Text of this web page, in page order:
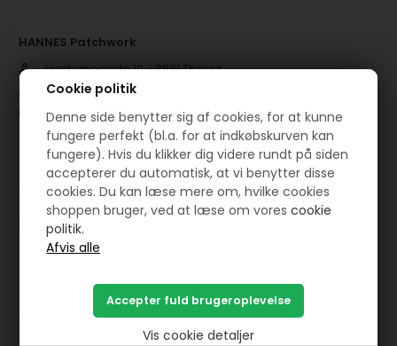
Cookie politik
Denne side benytter sig af cookies, for at kunne
fungere perfekt (bl.a. for at indkøbskurven kan
fungere). Hvis du klikker dig videre rundt på siden
accepterer du automatisk, at vi benytter disse
cookies. Du kan læse mere om, hvilke cookies
shoppen bruger, ved at læse om vorescookie
politik.
Vis cookie detaljer
HANNES Patchwork
Jernbanegade 12 - 8881 Thorsø
( +45 ) 29 87 10 74
mail@hannespatchwork.dk
CVR: 27275265
Fysisk butik:
SØNDAG FRA KL 10 TIL KL 15
MANDAG FRA KL 14 TIL KL 17
TIRSDAG FRA KL 10 TIL KL 15
Information